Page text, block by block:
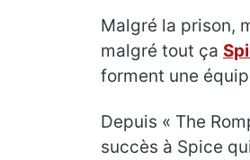
Malgré la prison,
malgré tout ça
forment une
Depuis « The
succès à Spice